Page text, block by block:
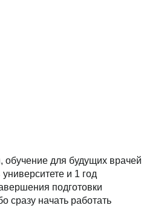
обучение для будущих врачей
и 1 год
подготовки
сразу начать работать